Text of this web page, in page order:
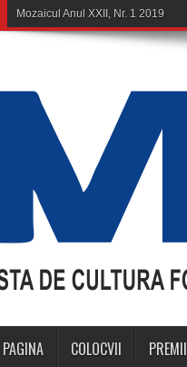
Mozaicul Anul XXII, Nr. 1 2019
COLOCVII PREMII